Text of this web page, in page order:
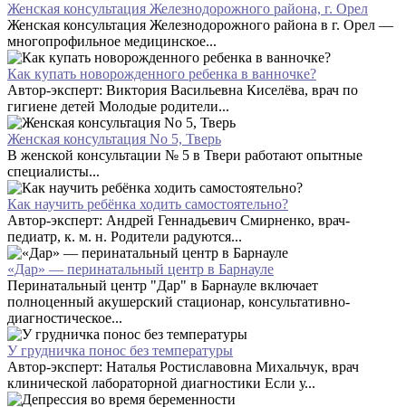
Женская консультация Железнодорожного района, г. Орел
Женская консультация Железнодорожного района в г. Орел —
многопрофильное медицинское...
Как купать новорожденного ребенка в ванночке?
Автор-эксперт: Виктория Васильевна Киселёва, врач по
гигиене детей Молодые родители...
Женская консультация No 5, Тверь
В женской консультации № 5 в Твери работают опытные
специалисты...
Как научить ребёнка ходить самостоятельно?
Автор-эксперт: Андрей Геннадьевич Смирненко, врач-
педиатр, к. м. н. Родители радуются...
«Дар» — перинатальный центр в Барнауле
Перинатальный центр "Дар" в Барнауле включает
полноценный акушерский стационар, консультативно-
диагностическое...
У грудничка понос без температуры
Автор-эксперт: Наталья Ростиславовна Михальчук, врач
клинической лабораторной диагностики Если у...